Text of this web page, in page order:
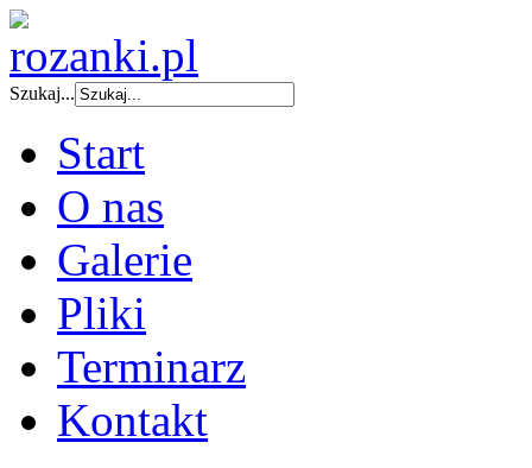
Szukaj...
Start
O nas
Galerie
Pliki
Terminarz
Kontakt